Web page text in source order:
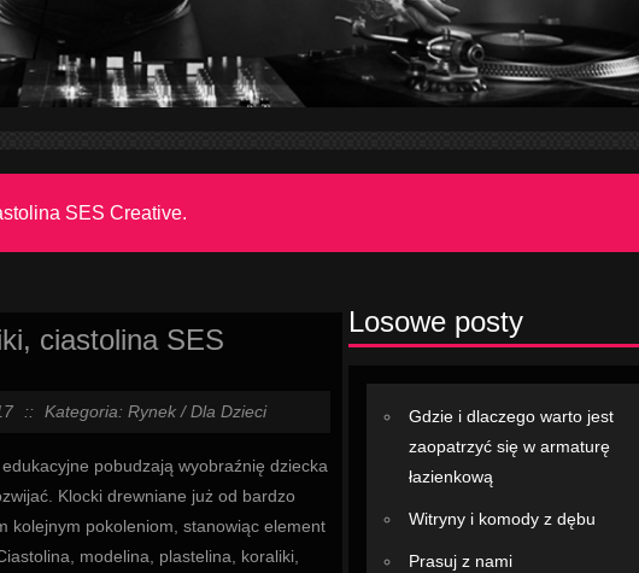
SES Creative.
ciastolina SES
:: Kategoria: Rynek / Dla Dzieci
pobudzają wyobraźnię dziecka
Klocki drewniane już od bardzo
kolejnym pokoleniom, stanowiąc element
modelina, plastelina, koraliki,
Losowe posty
Gdzie i dlaczego warto jest
zaopatrzyć się w armaturę
łazienkową
Witryny i komody z dębu
Prasuj z nami